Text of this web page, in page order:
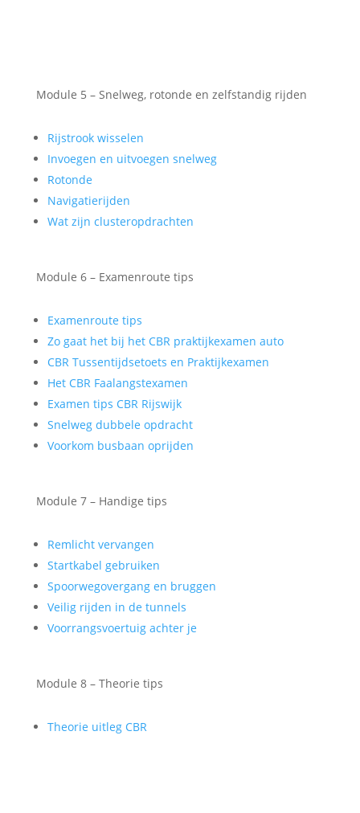
Module 5 – Snelweg, rotonde en zelfstandig rijden
Rijstrook wisselen
Invoegen en uitvoegen snelweg
Rotonde
Navigatierijden
Wat zijn clusteropdrachten
Module 6 – Examenroute tips
Examenroute tips
Zo gaat het bij het CBR praktijkexamen auto
CBR Tussentijdsetoets en Praktijkexamen
Het CBR Faalangstexamen
Examen tips CBR Rijswijk
Snelweg dubbele opdracht
Voorkom busbaan oprijden
Module 7 – Handige tips
Remlicht vervangen
Startkabel gebruiken
Spoorwegovergang en bruggen
Veilig rijden in de tunnels
Voorrangsvoertuig achter je
Module 8 – Theorie tips
Theorie uitleg CBR